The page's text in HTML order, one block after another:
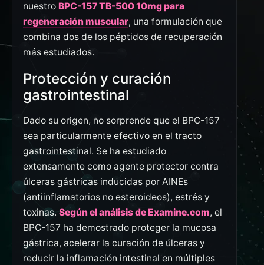
nuestro BPC-157 TB-500 10mg para
regeneración muscular, una formulación que
combina dos de los péptidos de recuperación
más estudiados.
Protección y curación
gastrointestinal
Dado su origen, no sorprende que el BPC-157
sea particularmente efectivo en el tracto
gastrointestinal. Se ha estudiado
extensamente como agente protector contra
úlceras gástricas inducidas por AINEs
(antiinflamatorios no esteroideos), estrés y
toxinas. Según el análisis de Examine.com, el
BPC-157 ha demostrado proteger la mucosa
gástrica, acelerar la curación de úlceras y
reducir la inflamación intestinal en múltiples